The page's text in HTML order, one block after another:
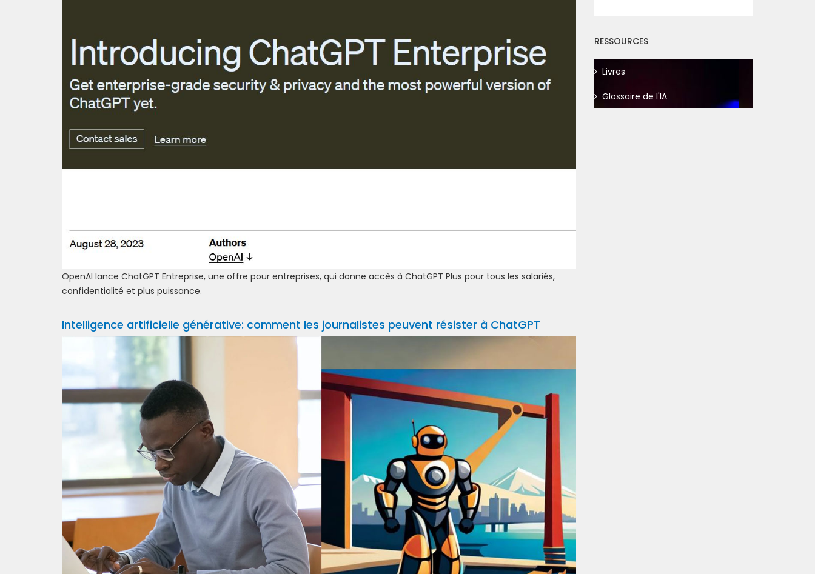
OpenAI lance ChatGPT Entreprise, une offre pour entreprises, qui donne accès à ChatGPT Plus pour tous les salariés,
confidentialité et plus puissance.
Intelligence artificielle générative: comment les journalistes peuvent résister à ChatGPT
RESSOURCES
Livres
Glossaire de l'IA